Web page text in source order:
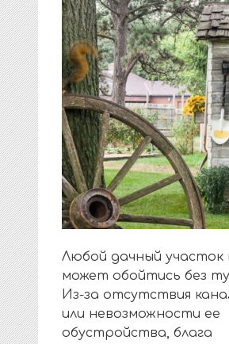
Любой дачный участок
может обойтись без
Из-за отсутствия
или невозможности ее
обустройства, блага